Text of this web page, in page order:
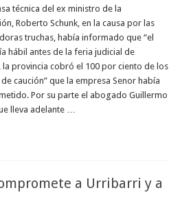
técnica del ex ministro de la
Roberto Schunk, en la causa por las
truchas, había informado que “el
hábil antes de la feria judicial de
la provincia cobró el 100 por ciento de los
caución” que la empresa Senor había
Por su parte el abogado Guillermo
lleva adelante …
a Urribarri y a